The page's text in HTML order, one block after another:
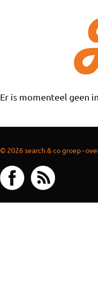
Er is momenteel geen
© 2026 search & co groep·